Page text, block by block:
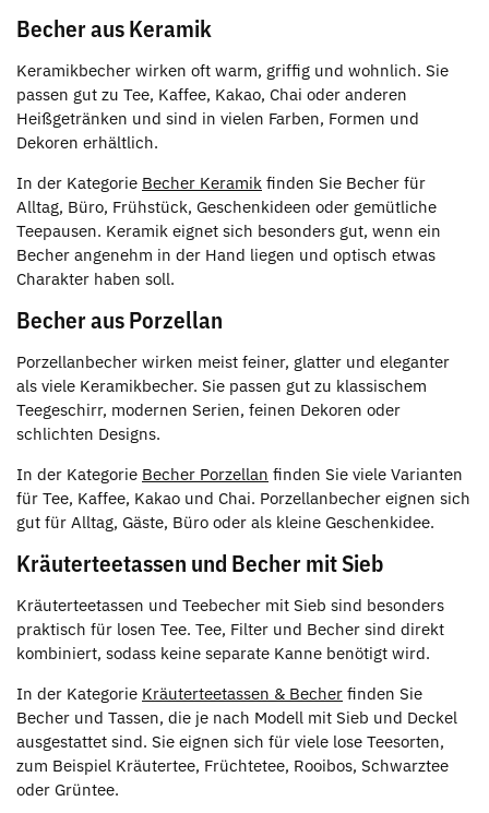
Becher aus Keramik
Keramikbecher wirken oft warm, griffig und wohnlich. Sie
passen gut zu Tee, Kaffee, Kakao, Chai oder anderen
Heißgetränken und sind in vielen Farben, Formen und
Dekoren erhältlich.
In der Kategorie Becher Keramik finden Sie Becher für
Alltag, Büro, Frühstück, Geschenkideen oder gemütliche
Teepausen. Keramik eignet sich besonders gut, wenn ein
Becher angenehm in der Hand liegen und optisch etwas
Charakter haben soll.
Becher aus Porzellan
Porzellanbecher wirken meist feiner, glatter und eleganter
als viele Keramikbecher. Sie passen gut zu klassischem
Teegeschirr, modernen Serien, feinen Dekoren oder
schlichten Designs.
In der Kategorie Becher Porzellan finden Sie viele Varianten
für Tee, Kaffee, Kakao und Chai. Porzellanbecher eignen sich
gut für Alltag, Gäste, Büro oder als kleine Geschenkidee.
Kräuterteetassen und Becher mit Sieb
Kräuterteetassen und Teebecher mit Sieb sind besonders
praktisch für losen Tee. Tee, Filter und Becher sind direkt
kombiniert, sodass keine separate Kanne benötigt wird.
In der Kategorie Kräuterteetassen & Becher finden Sie
Becher und Tassen, die je nach Modell mit Sieb und Deckel
ausgestattet sind. Sie eignen sich für viele lose Teesorten,
zum Beispiel Kräutertee, Früchtetee, Rooibos, Schwarztee
oder Grüntee.